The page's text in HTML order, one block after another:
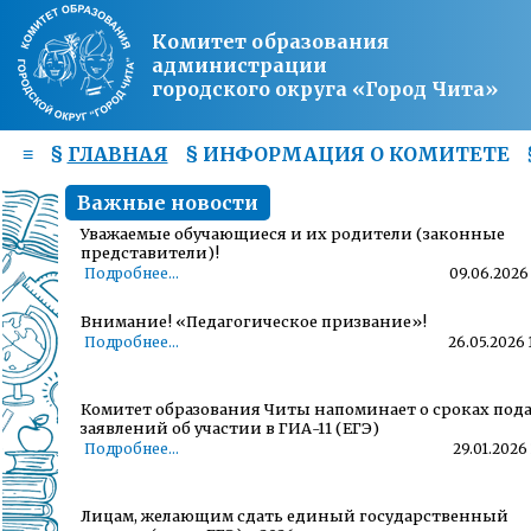
Комитет образования
администрации
городского округа «Город Чита»
≡ § ГЛАВНАЯ § ИНФОРМАЦИЯ О КОМИТЕТЕ
Важные новости
Уважаемые обучающиеся и их родители (законные
представители)!
Подробнее... 09.06.2026
Внимание! «Педагогическое призвание»!
Подробнее... 26.05.2026
Комитет образования Читы напоминает о сроках
заявлений об участии в ГИА-11 (ЕГЭ)
Подробнее... 29.01.2026
Лицам, желающим сдать единый государственный